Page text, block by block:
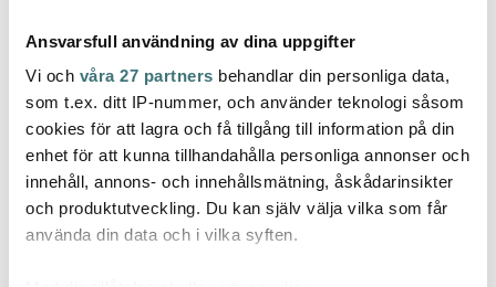
Ansvarsfull användning av dina uppgifter
Vi och våra 27 partners behandlar din personliga data,
som t.ex. ditt IP-nummer, och använder teknologi såsom
cookies för att lagra och få tillgång till information på din
enhet för att kunna tillhandahålla personliga annonser och
innehåll, annons- och innehållsmätning, åskådarinsikter
och produktutveckling. Du kan själv välja vilka som får
använda din data och i vilka syften.
Joseph Joseph
ThermaPoint digital
termometer 15,5 cm
graphite
383 kr 639 kr
Joseph Joseph
Duo Knivförvaring
40x14,5 cm Ljusgrå
269 kr